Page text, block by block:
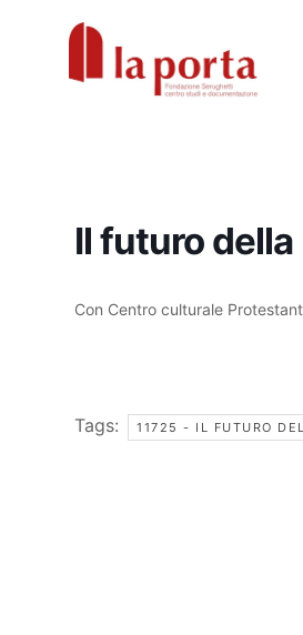
Il futuro
Con Centro culturale
Tags: 11725 - IL FUTURO